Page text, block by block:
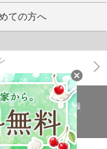
ての方へ
薬品販売許可証の情報